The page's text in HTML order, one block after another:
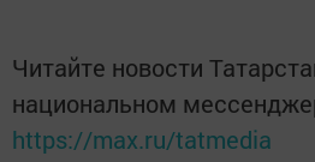
Читайте новости
национальном
https://max.ru/tatmedia